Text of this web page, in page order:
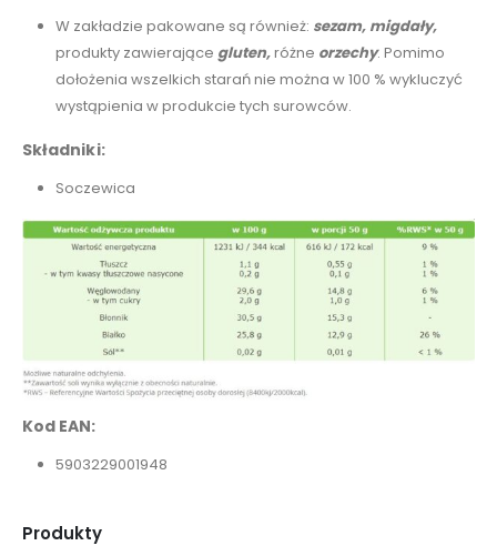
W zakładzie pakowane są również: sezam, migdały,
produkty zawierające gluten,różne orzechy. Pomimo
dołożenia wszelkich starań nie można w 100 % wykluczyć
wystąpienia w produkcie tych surowców.
Składniki:
Soczewica
Kod EAN:
5903229001948
Produkty